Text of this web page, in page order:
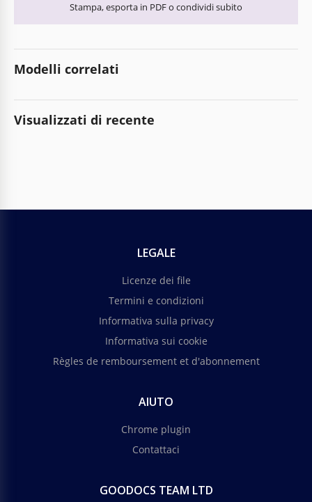
Stampa, esporta in PDF o condividi subito
Modelli correlati
Visualizzati di recente
LEGALE
Licenze dei file
Termini e condizioni
Informativa sulla privacy
Informativa sui cookie
Règles de remboursement et d'abonnement
AIUTO
Chrome plugin
Contattaci
GOODOCS TEAM LTD